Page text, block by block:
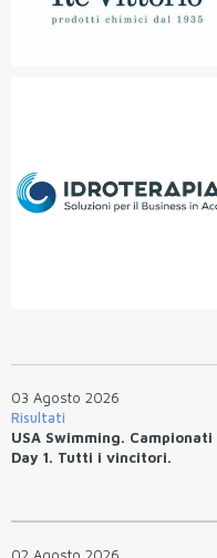
03 Agosto 2026
Risultati
USA Swimming.
Day 1. Tutti i vincitori.